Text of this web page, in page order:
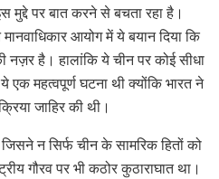
मुद्दे पर बात करने से बचता रहा है।
आयोग में ये बयान दिया कि
नज़र है। हालांकि ये चीन पर कोई सीधा
महत्वपूर्ण घटना थी क्योंकि भारत ने
जाहिर की थी।
न सिर्फ चीन के सामरिक हितों को
गौरव पर भी कठोर कुठाराघात था।